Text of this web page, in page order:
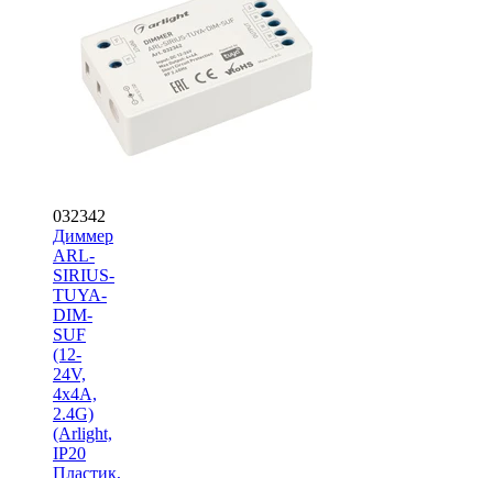
032342
Диммер
ARL-
SIRIUS-
TUYA-
DIM-
SUF
(12-
24V,
4x4A,
2.4G)
(Arlight,
IP20
Пластик,